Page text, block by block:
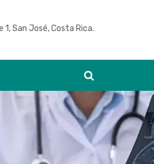
1, San José, Costa Rica.